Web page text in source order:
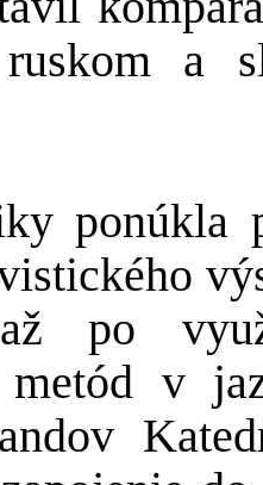
a
ponúkla
po
metód v